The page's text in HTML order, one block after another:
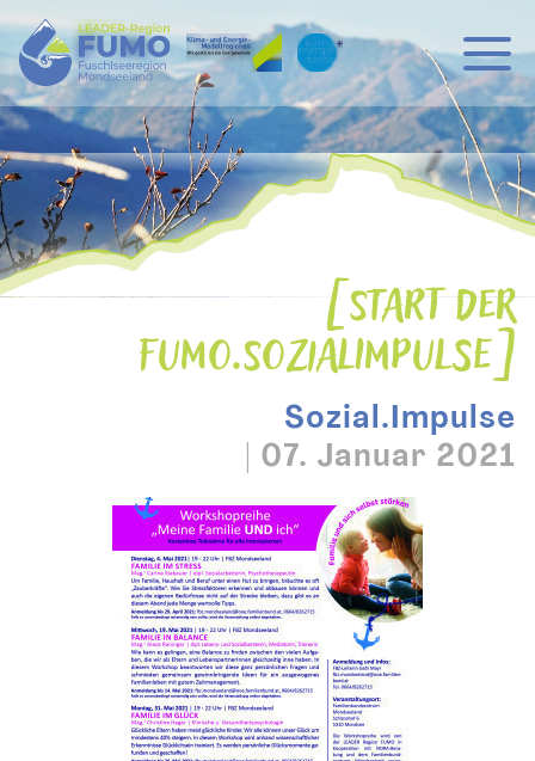
Hauptnavigation
Zum Inhalt
START DER
FUMO.SOZIALIMPULSE
Sozial.Impulse
07. Januar 2021